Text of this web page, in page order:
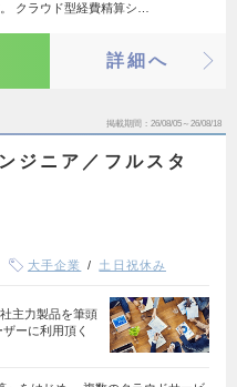
クラウド型経費精算シ…
詳細へ
掲載期間 26/08/05～26/08/18
ジニア／フルスタ
大手企業 土日祝休み
主力製品を筆頭
ーに利用頂く